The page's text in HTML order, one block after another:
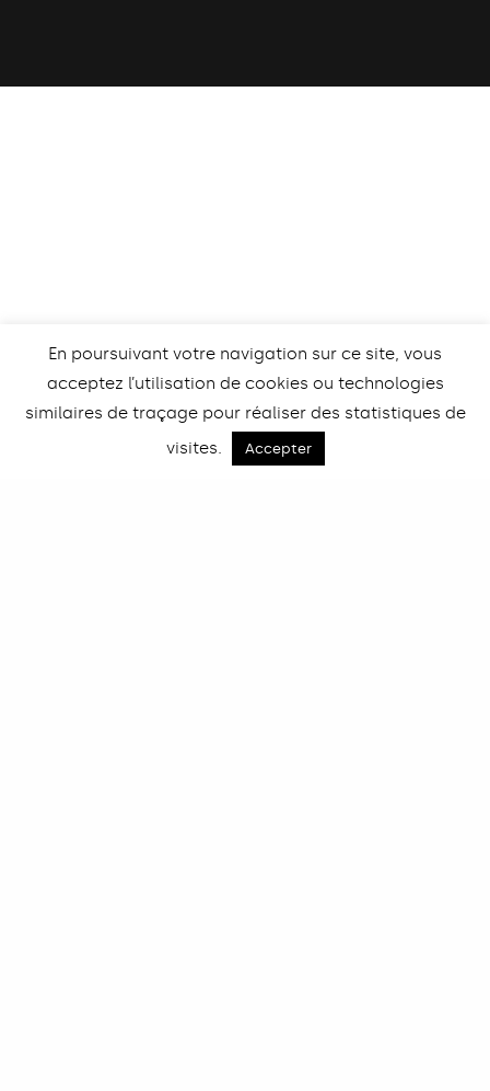
En poursuivant votre navigation sur ce site, vous
acceptez l’utilisation de cookies ou technologies
similaires de traçage pour réaliser des statistiques de
visites.
Accepter